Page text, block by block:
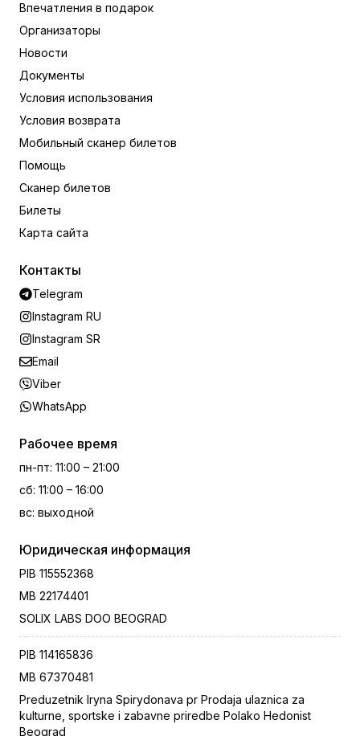
Впечатления в подарок
Организаторы
Новости
Документы
Условия использования
Условия возврата
Мобильный сканер билетов
Помощь
Сканер билетов
Билеты
Карта сайта
Контакты
Telegram
Instagram RU
Instagram SR
Email
Viber
WhatsApp
Рабочее время
пн-пт: 11:00 – 21:00
сб: 11:00 – 16:00
вс: выходной
Юридическая информация
PIB 115552368
MB 22174401
SOLIX LABS DOO BEOGRAD
PIB 114165836
MB 67370481
Preduzetnik Iryna Spirydonava pr Prodaja ulaznica za
kulturne, sportske i zabavne priredbe Polako Hedonist
Beograd